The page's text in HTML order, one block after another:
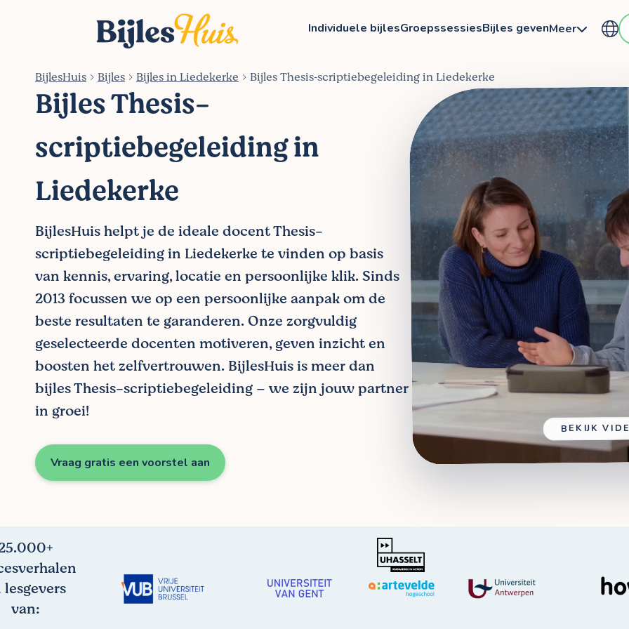
Individuele bijlesGroepssessiesBijles gevenMeer
BijlesHuis Bijles Bijles in Liedekerke Bijles Thesis‑scriptiebegeleiding in Liedekerke
Bijles Thesis-
scriptiebegeleiding in
Liedekerke
BijlesHuis helpt je de ideale docent Thesis-
scriptiebegeleiding in Liedekerke te vinden op basis
van kennis, ervaring, locatie en persoonlijke klik. Sinds
2013 focussen we op een persoonlijke aanpak om de
beste resultaten te garanderen. Onze zorgvuldig
geselecteerde docenten motiveren, geven inzicht en
boosten het zelfvertrouwen. BijlesHuis is meer dan
bijles Thesis-scriptiebegeleiding – we zijn jouw partner
in groei!
Vraag gratis een voorstel aan
BEKIJK
lesgevers
van: